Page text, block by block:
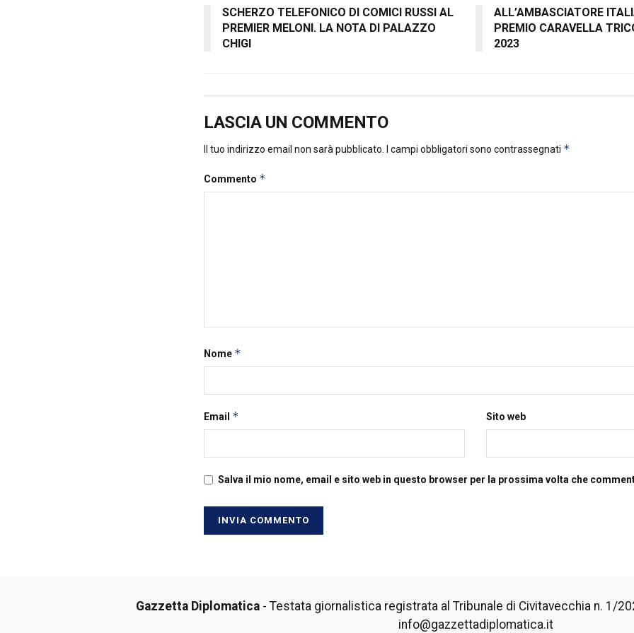
SCHERZO TELEFONICO DI COMICI RUSSI AL
PREMIER MELONI. LA NOTA DI PALAZZO
CHIGI
ALL’AMBASCIATORE
PREMIO CARAVELLA
2023
LASCIA UN COMMENTO
Il tuo indirizzo email non sarà pubblicato. I campi obbligatori sono contrassegnati *
Commento *
Nome *
Email * Sito web
Salva il mio nome, email e sito web in questo browser per la prossima volta che
Gazzetta Diplomatica- Testata giornalistica registrata al Tribunale di Civitavecchia n. 1/
info@gazzettadiplomatica.it